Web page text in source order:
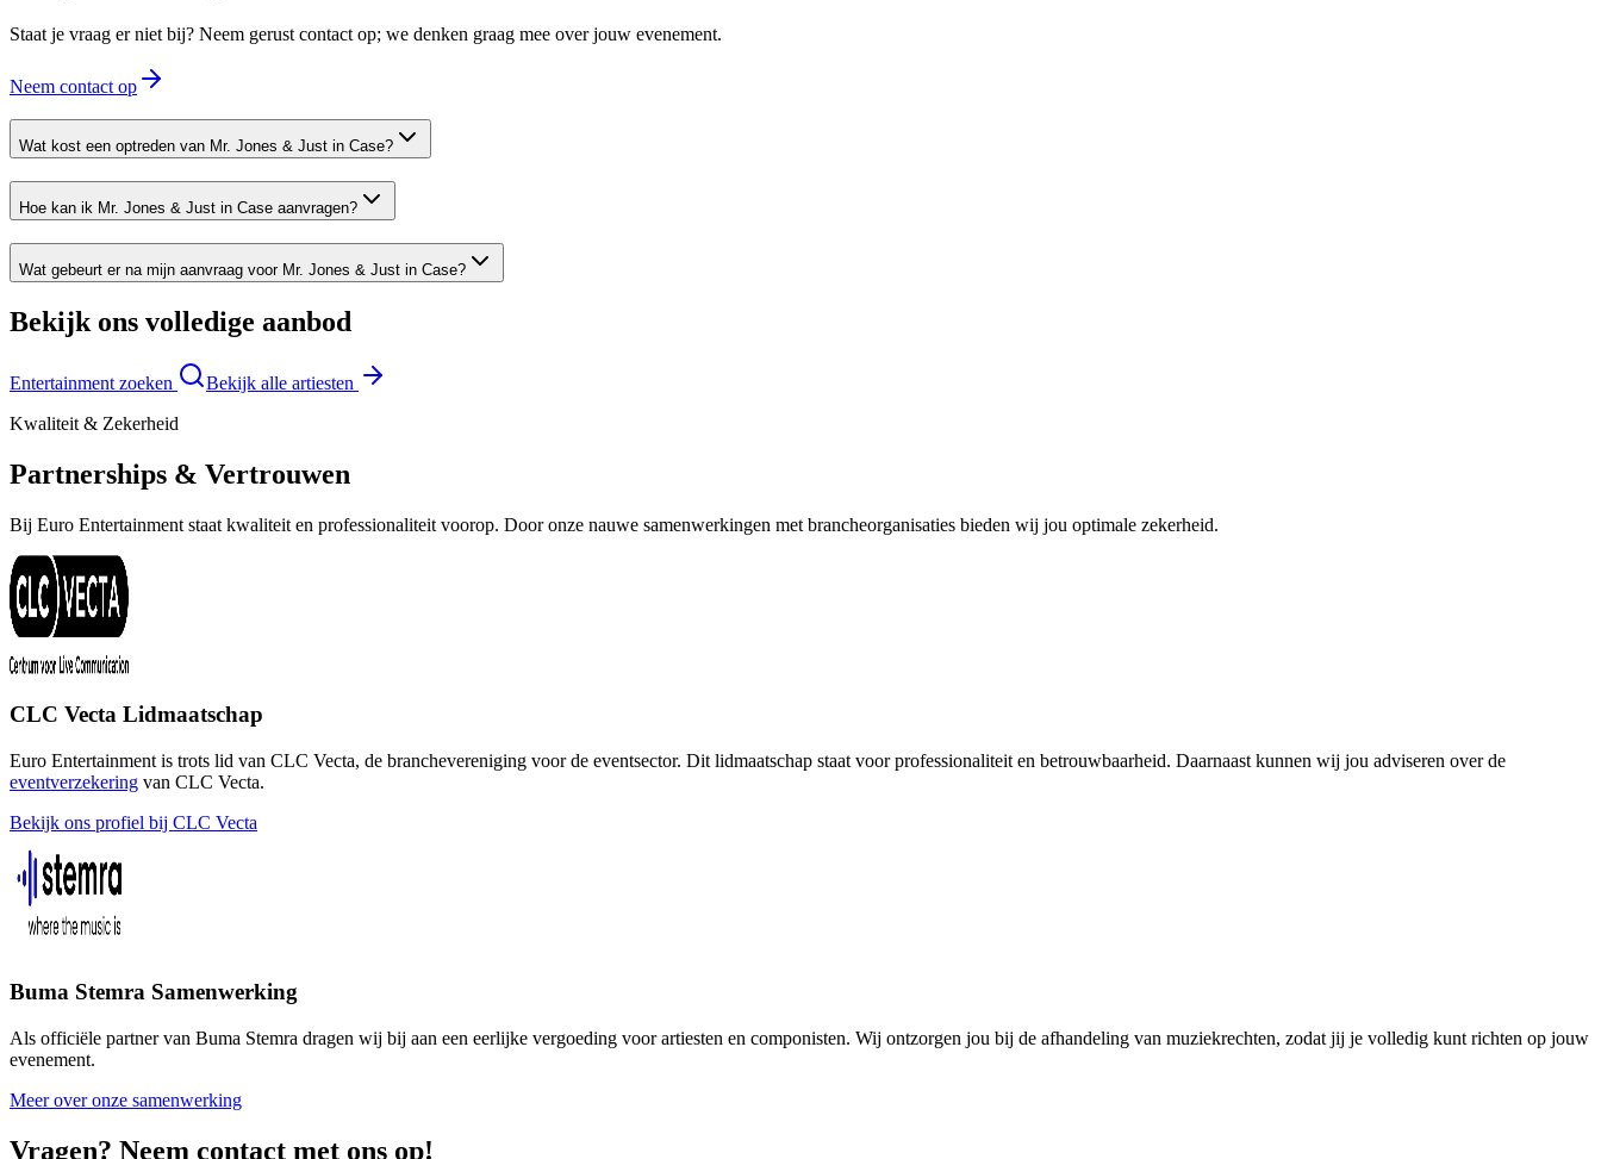
Staat je vraag er niet bij? Neem gerust contact op; we denken graag mee over jouw evenement.
Neem contact op
Wat kost een optreden van Mr. Jones & Just in Case?
Hoe kan ik Mr. Jones & Just in Case aanvragen?
Wat gebeurt er na mijn aanvraag voor Mr. Jones & Just in Case?
Bekijk ons volledige aanbod
Entertainment zoeken
Bekijk alle artiesten
Kwaliteit & Zekerheid
Partnerships & Vertrouwen
Bij Euro Entertainment staat kwaliteit en professionaliteit voorop. Door onze nauwe samenwerkingen met brancheorganisaties bieden wij jou optimale zekerheid.
CLC Vecta Lidmaatschap
Euro Entertainment is trots lid van CLC Vecta, de branchevereniging voor de eventsector. Dit lidmaatschap staat voor professionaliteit en betrouwbaarheid. Daarnaast kunnen wij jou adviseren over de
eventverzekering van CLC Vecta.
Bekijk ons profiel bij CLC Vecta
Buma Stemra Samenwerking
Als officiële partner van Buma Stemra dragen wij bij aan een eerlijke vergoeding voor artiesten en componisten. Wij ontzorgen jou bij de afhandeling van muziekrechten, zodat jij je volledig kunt richten op jouw
evenement.
Meer over onze samenwerking
Vragen? Neem contact met ons op!